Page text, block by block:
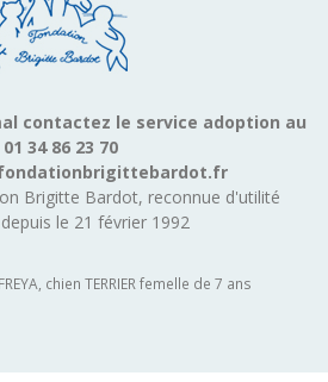
contactez le service adoption au
01 34 86 23 70
Brigitte Bardot, reconnue d'utilité
le 21 février 1992
chien TERRIER femelle de 7 ans